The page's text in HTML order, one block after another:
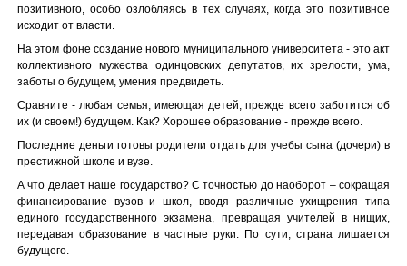
позитивного, особо озлобляясь в тех случаях, когда это позитивное
исходит от власти.
На этом фоне создание нового муниципального университета - это акт
коллективного мужества одинцовских депутатов, их зрелости, ума,
заботы о будущем, умения предвидеть.
Сравните - любая семья, имеющая детей, прежде всего заботится об
их (и своем!) будущем. Как? Хорошее образование - прежде всего.
Последние деньги готовы родители отдать для учебы сына (дочери) в
престижной школе и вузе.
А что делает наше государство? С точностью до наоборот – сокращая
финансирование вузов и школ, вводя различные ухищрения типа
единого государственного экзамена, превращая учителей в нищих,
передавая образование в частные руки. По сути, страна лишается
будущего.